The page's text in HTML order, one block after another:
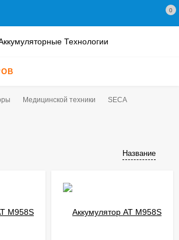
0
Медицинской техники SECA
Название